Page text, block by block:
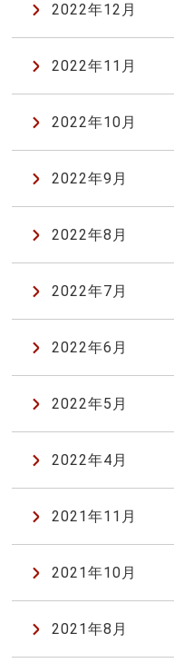
2022年12月
2022年11月
2022年10月
2022年9月
2022年8月
2022年7月
2022年6月
2022年5月
2022年4月
2021年11月
2021年10月
2021年8月